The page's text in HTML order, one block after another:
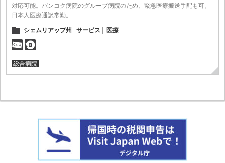
対応可能。バンコク病院のグループ病院のため、緊急医療搬送手配も可。
日本人医療通訳常勤。
シェムリアップ州 サービス 医療
総合病院